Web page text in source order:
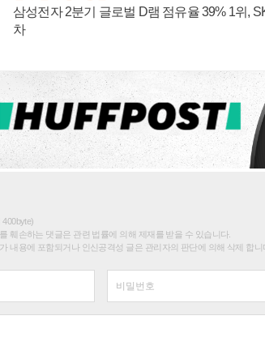
삼성전자 2분기 글로벌 D램 점유율 39% 1위,
차
훼손하는 댓글은 관련 법률에 의해 제재를 받을 수 있습니다.
내용에 포함되거나 인신공격성 글은 관리자의 판단에 의해 삭제 합니